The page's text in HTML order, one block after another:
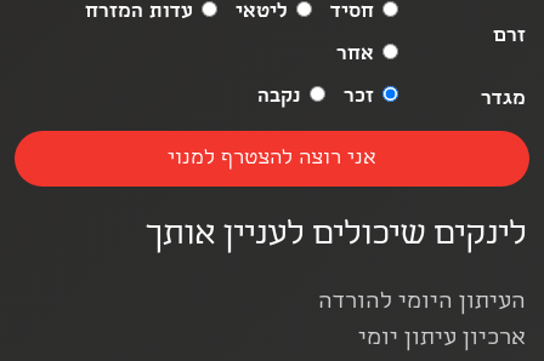
זרם
חסיד ליטאי
עדות המזרח
אחר
מגדר
זכר נקבה
לינקים שיכולים לעניין אותך
העיתון היומי להורדה
ארכיון עיתון יומי